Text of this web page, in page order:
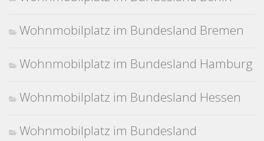
Wohnmobilplatz im Bundesland Bremen
Wohnmobilplatz im Bundesland Hamburg
Wohnmobilplatz im Bundesland Hessen
Wohnmobilplatz im Bundesland